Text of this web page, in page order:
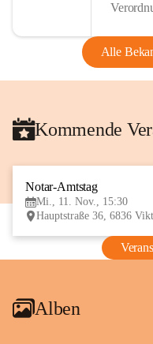
Alle
Kommende
Notar-Amtstag
Mi., 11. Nov., 15:30
Hauptstraße 36, 6836
Alben